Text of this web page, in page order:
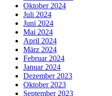
Oktober 2024
Juli 2024
Juni 2024
Mai 2024
April 2024
März 2024
Februar 2024
Januar 2024
Dezember 2023
Oktober 2023
September 2023